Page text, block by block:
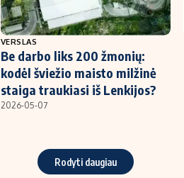
VERSLAS
Be darbo liks 200 žmonių:
kodėl šviežio maisto milžinė
staiga traukiasi iš Lenkijos?
2026-05-07
Rodyti daugiau